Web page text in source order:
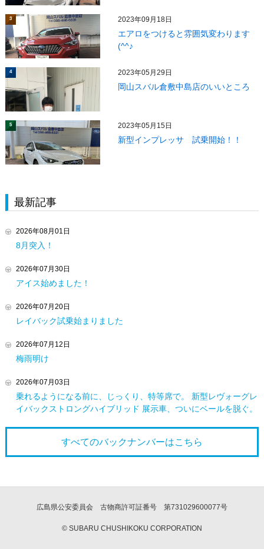
3 2023年09月18日
エアロをつけると雰囲気変わります
(^^♪
4 2023年05月29日
岡山スバル倉敷中島店のいいところ
5 2023年05月15日
新型インプレッサ 試乗開始！！
最新記事
2026年08月01日
8月突入！
2026年07月30日
アイス始めました！
2026年07月20日
レイバック試乗始まりました
2026年07月12日
梅雨明け
2026年07月03日
乗れるようになる前に、じっくり、特等席で。 新型レヴォーグレ
イバックストロングハイブリッド 展示車、ついにベールを脱ぐ。
すべてのバックナンバーはこちら
広島県公安委員会 古物商許可証番号 第731029600077号
© SUBARU CHUSHIKOKU CORPORATION